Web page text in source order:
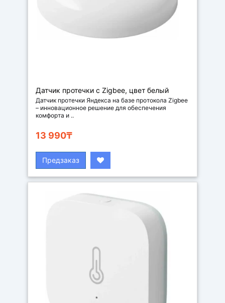
Датчик протечки с Zigbee, цвет белый
Датчик протечки Яндекса на базе протокола Zigbee
– инновационное решение для обеспечения
комфорта и ..
13 990₸
Предзаказ